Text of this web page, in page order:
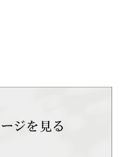
管してください。
射日光のあたる場所に
品到着後、1週間以内に
換はできません。